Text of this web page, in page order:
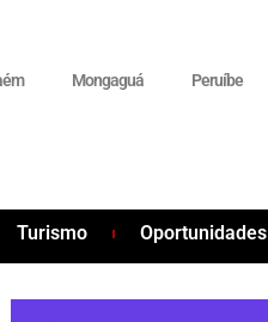
Mongaguá Peruíbe
Turismo Oportunidades